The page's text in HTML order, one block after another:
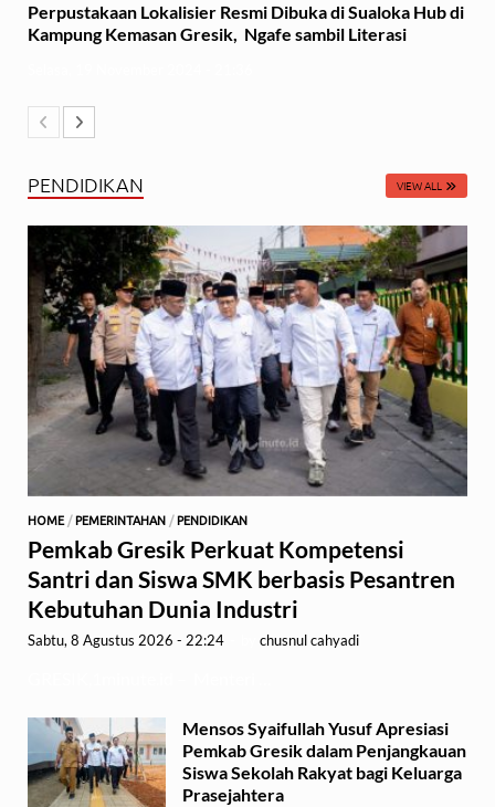
Perpustakaan Lokalisier Resmi Dibuka di Sualoka Hub di
Kampung Kemasan Gresik, Ngafe sambil Literasi
PENDIDIKAN VIEW ALL
HOME/ PEMERINTAHAN / PENDIDIKAN
Pemkab Gresik Perkuat Kompetensi
Santri dan Siswa SMK berbasis Pesantren
Kebutuhan Dunia Industri
Sabtu, 8 Agustus 2026 - 22:24 chusnul cahyadi
Mensos Syaifullah Yusuf Apresiasi
Pemkab Gresik dalam Penjangkauan
Siswa Sekolah Rakyat bagi Keluarga
Prasejahtera